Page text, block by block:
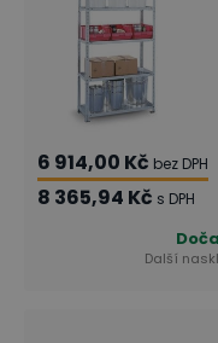
6 914,00 Kč bez DPH
8 365,94 Kč s DPH
Další